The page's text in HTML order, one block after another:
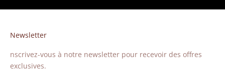
Newsletter
nscrivez-vous à notre newsletter pour recevoir des offres
exclusives.